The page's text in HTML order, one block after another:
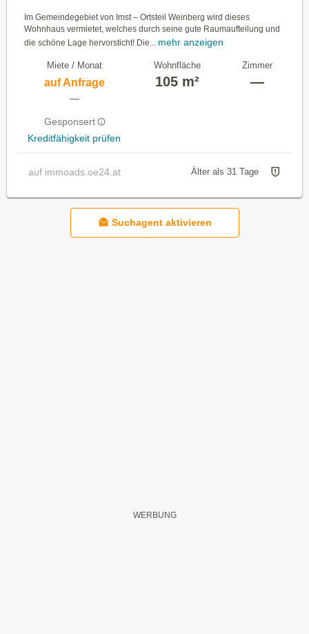
Im Gemeindegebiet von Imst – Ortsteil Weinberg wird dieses
Wohnhaus vermietet, welches durch seine gute Raumaufteilung und
die schöne Lage hervorsticht! Die...
mehr anzeigen
Miete / Monat
auf Anfrage
—
Gesponsert
Kreditfähigkeit prüfen
Wohnfläche
105 m²
Zimmer
—
auf immoads.oe24.at Älter als 31 Tage
Suchagent aktivieren